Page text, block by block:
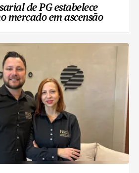
de PG estabelece
mercado em ascensão